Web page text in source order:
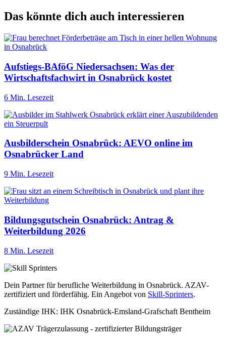
Das könnte dich auch interessieren
Aufstiegs-BAföG Niedersachsen: Was der
Wirtschaftsfachwirt in Osnabrück kostet
6 Min. Lesezeit
Ausbilderschein Osnabrück: AEVO online im
Osnabrücker Land
9 Min. Lesezeit
Bildungsgutschein Osnabrück: Antrag &
Weiterbildung 2026
8 Min. Lesezeit
Dein Partner für berufliche Weiterbildung in Osnabrück. AZAV-
zertifiziert und förderfähig. Ein Angebot von Skill-Sprinters.
Zuständige IHK: IHK Osnabrück-Emsland-Grafschaft Bentheim